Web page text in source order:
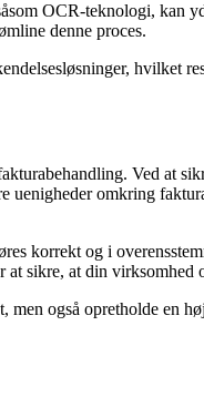
OCR-teknologi, kan
denne proces.
hvilket
Ved at
omkring
korrekt og i
at sikre, at din virksomhed
også opretholde en